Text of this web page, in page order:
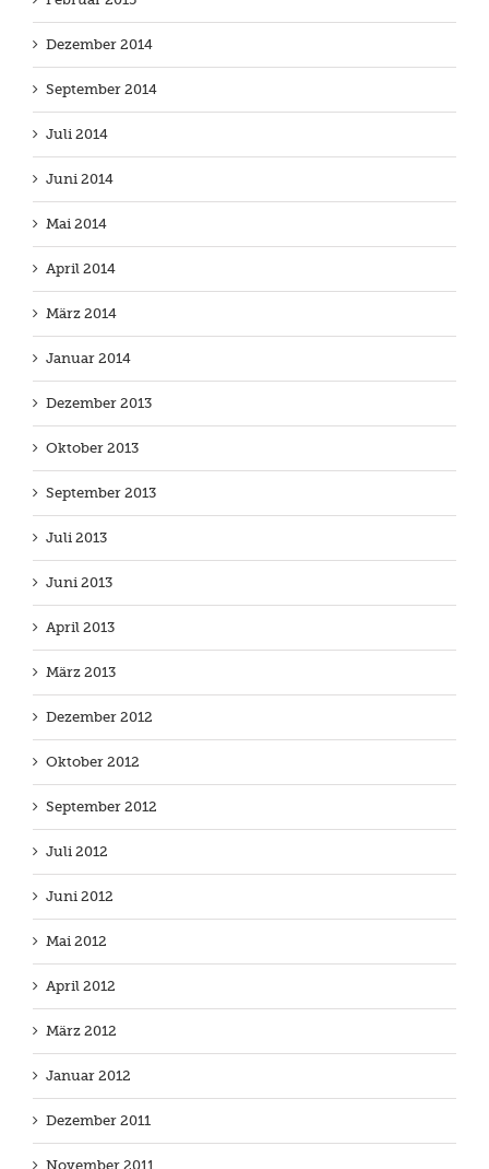
Dezember 2014
September 2014
Juli 2014
Juni 2014
Mai 2014
April 2014
März 2014
Januar 2014
Dezember 2013
Oktober 2013
September 2013
Juli 2013
Juni 2013
April 2013
März 2013
Dezember 2012
Oktober 2012
September 2012
Juli 2012
Juni 2012
Mai 2012
April 2012
März 2012
Januar 2012
Dezember 2011
November 2011